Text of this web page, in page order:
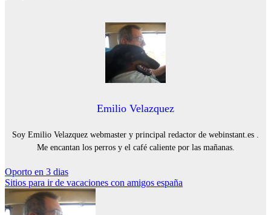
Emilio Velazquez
Soy Emilio Velazquez webmaster y principal redactor de webinstant.es .
Me encantan los perros y el café caliente por las mañanas.
Navegación
de
entradas
Oporto en 3 dias
Sitios para ir de vacaciones con amigos españa